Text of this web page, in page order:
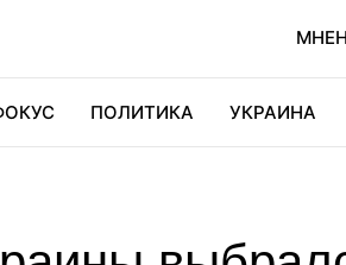
ПОЛИТИКА УКРАИНА